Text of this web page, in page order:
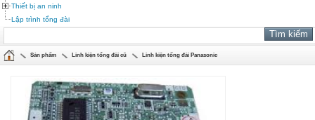
Thiết bị an ninh
Lập trình tổng đài
Sản phẩm Linh kiện tổng đài cũ Linh kiện tổng đài Panasonic